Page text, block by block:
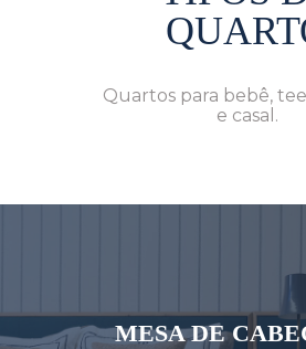
Quartos para bebê,
e casal.
MESA DE